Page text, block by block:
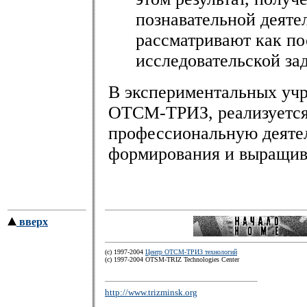
познавательной
рассматривают как
исследовательской
В экспериментальных
ОТСМ-ТРИЗ,
профессиональную
формирования и
вверх
(c) 1997-2004 Центр ОТСМ-ТРИЗ технологий
(с) 1997-2004 OTSM-TRIZ Technologies Center
http://www.trizminsk.org